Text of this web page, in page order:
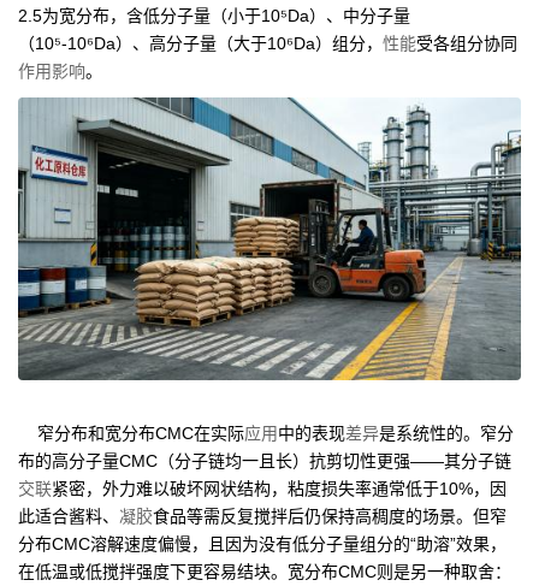
2.5为宽分布，含低分子量（小于10⁵Da）、中分子量
（10⁵-10⁶Da）、高分子量（大于10⁶Da）组分， 性能受各组分协同
作用影响。
窄分布和宽分布CMC在实际应用中的表现差异是系统性的。窄分
布的高分子量CMC（分子链均一且长）抗剪切性更强——其分子链
交联紧密，外力难以破坏网状结构，粘度损失率通常低于10%，因
此适合酱料、 凝胶食品等需反复搅拌后仍保持高稠度的场景。但窄
分布CMC溶解速度偏慢，且因为没有低分子量组分的“助溶”效果，
在低温或低搅拌强度下更容易结块。宽分布CMC则是另一种取舍：